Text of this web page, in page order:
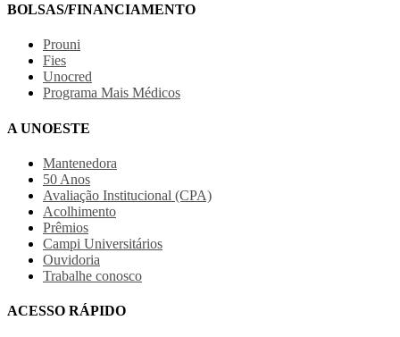
BOLSAS/FINANCIAMENTO
Prouni
Fies
Unocred
Programa Mais Médicos
A UNOESTE
Mantenedora
50 Anos
Avaliação Institucional (CPA)
Acolhimento
Prêmios
Campi Universitários
Ouvidoria
Trabalhe conosco
ACESSO RÁPIDO